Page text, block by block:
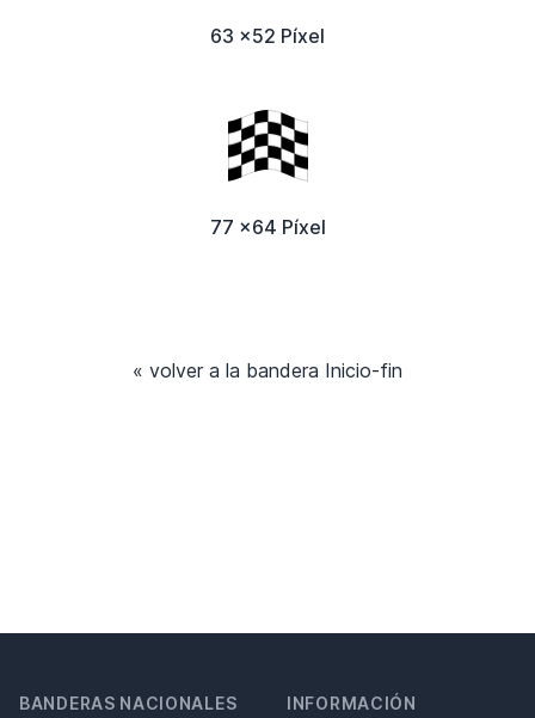
63 x52 Píxel
77 x64 Píxel
« volver a la bandera Inicio-fin
BANDERAS NACIONALES INFORMACIÓN